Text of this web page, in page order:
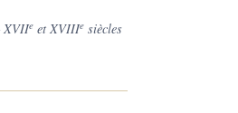
XVIIe et XVIIIe siècles